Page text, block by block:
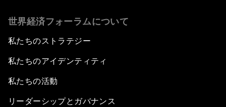
世界経済フォーラムについて
私たちのストラテジー
私たちのアイデンティティ
私たちの活動
リーダーシップとガバナンス